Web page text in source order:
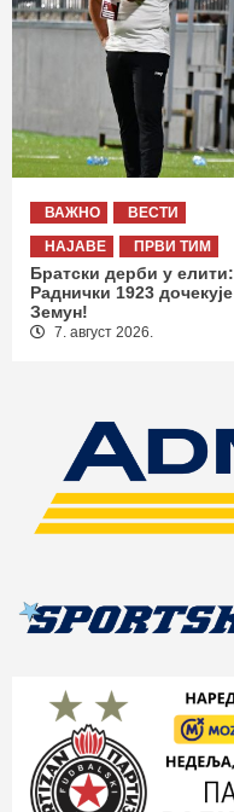
ВАЖНО
ВЕСТИ
НАЈАВЕ
ПРВИ ТИМ
Братски дерби у елити:
Раднички 1923 дочекује
Земун!
7. август 2026.